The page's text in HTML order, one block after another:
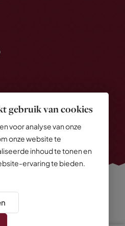
gebruik van cookies
voor analyse van onze
onze website te
inhoud te tonen en
ervaring te bieden.